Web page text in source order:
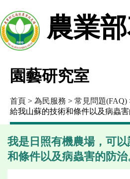
農業
園藝研究室
首頁 > 為民服務 > 常見問題(FAQ)
給我山蘇的技術和條件以及病蟲害
我是日照有機農場，可
和條件以及病蟲害的防治